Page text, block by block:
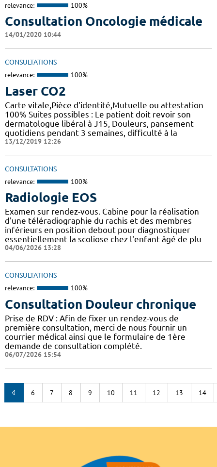
relevance: 100%
Consultation Oncologie médicale
14/01/2020 10:44
CONSULTATIONS
relevance: 100%
Laser CO2
Carte vitale,Pièce d'identité,Mutuelle ou attestation
100% Suites possibles : Le patient doit revoir son
dermatologue libéral à J15, Douleurs, pansement
quotidiens pendant 3 semaines, difficulté à la
13/12/2019 12:26
CONSULTATIONS
relevance: 100%
Radiologie EOS
Examen sur rendez-vous. Cabine pour la réalisation
d'une téléradiographie du rachis et des membres
inférieurs en position debout pour diagnostiquer
essentiellement la scoliose chez l'enfant âgé de plu
04/06/2026 13:28
CONSULTATIONS
relevance: 100%
Consultation Douleur chronique
Prise de RDV : Afin de fixer un rendez-vous de
première consultation, merci de nous fournir un
courrier médical ainsi que le formulaire de 1ère
demande de consultation complété.
06/07/2026 15:54
6 7 8 9 10 11 12 13 14